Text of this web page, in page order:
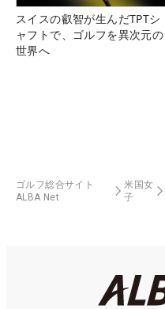
スイスの叡智が生んだTPTシ
ャフトで、ゴルフを異次元の
世界へ
ゴルフ総合サイト
ALBA Net
米国女
子